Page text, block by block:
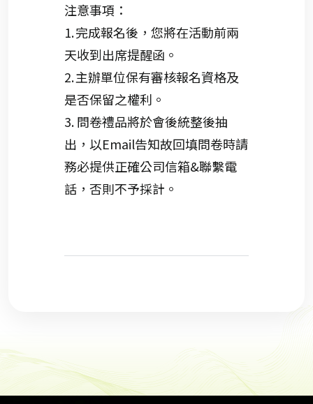
注意事項：
1.完成報名後，您將在活動前兩
天收到出席提醒函 。
2.主辦單位保有審核報名資格及
是否保留之權利 。
3.問卷禮品將於會後統整後抽
出 ，以Email告知故回填問卷時請
務必提供正確公司信箱&聯繫電
話，否則不予採計。